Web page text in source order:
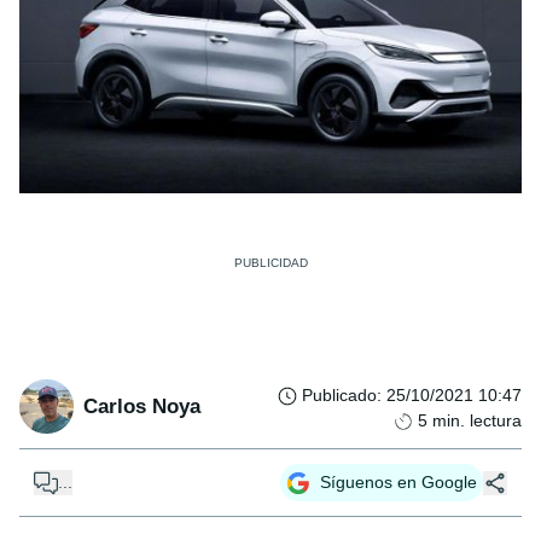
Carlos Noya Publicado: 25/10/2021 10:47
5 min. lectura
... Síguenos en Google